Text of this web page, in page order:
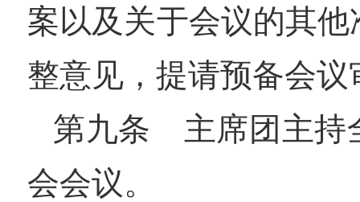
案以及关于会议的其
整意见，提请预备会议
第九条 主席团主持
会会议。